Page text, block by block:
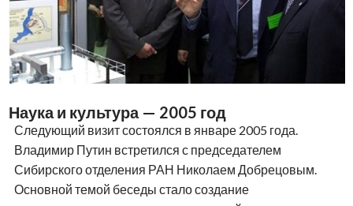
Наука и культура — 2005 год
Следующий визит состоялся в январе 2005 года.
Владимир Путин встретился с председателем
Сибирского отделения РАН Николаем Добрецовым.
Основной темой беседы стало создание